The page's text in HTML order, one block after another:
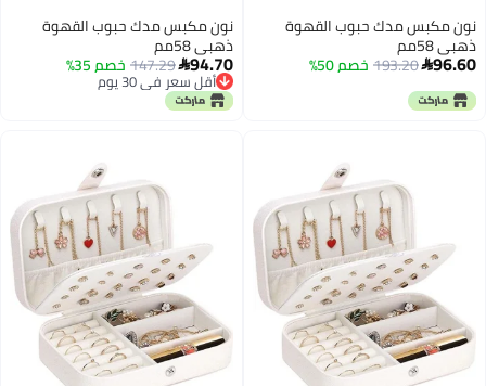
نون مكبس مدك حبوب القهوة
ذهبي 58مم
96.60
193.20خصم 50%
نون مكبس مدك حبوب القهوة
ذهبي 58مم
94.70
147.29خصم 35%
أقل سعر في 30 يوم
أقل سعر في 30 يوم